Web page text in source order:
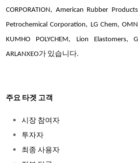
CORPORATION, American Rubber
Petrochemical Corporation, LG Chem,
KUMHO POLYCHEM, Lion
ARLANXEO가 있습니다.
주요 타겟 고객
시장 참여자
투자자
최종 사용자